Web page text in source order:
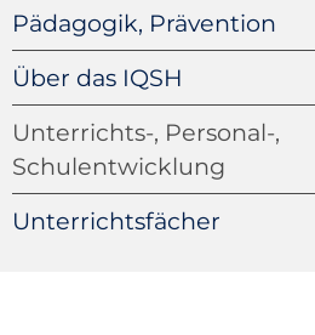
Pädagogik, Prävention
Über das IQSH
Unterrichts-, Personal-,
Schulentwicklung
Unterrichtsfächer